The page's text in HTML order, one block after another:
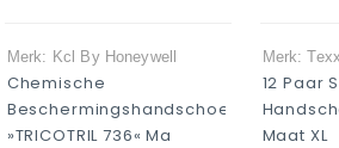
Merk: Kcl By Honeywell
Chemische
Beschermingshandschoenen
»TRICOTRIL 736« Ma
Merk:
12 Paar
Maat XL